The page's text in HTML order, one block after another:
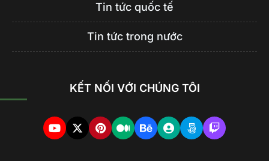
Tin tức quốc tế
Tin tức trong nước
KẾT NỐI VỚI CHÚNG TÔI